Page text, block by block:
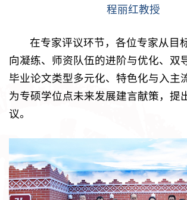
程丽红教授
在专家评议环节，各位专家从目
向凝练、师资队伍的进阶与优化、双
毕业论文类型多元化、特色化与入主
为专硕学位点未来发展建言献策，提
议。